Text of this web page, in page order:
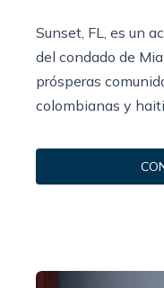
Sunset, FL, es un
del condado de
prósperas
colombianas y